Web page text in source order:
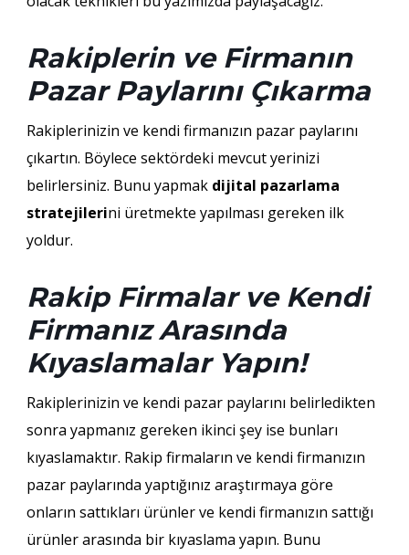
Rakiplerin ve Firmanın
Pazar Paylarını Çıkarma
Rakiplerinizin ve kendi firmanızın pazar paylarını
çıkartın. Böylece sektördeki mevcut yerinizi
belirlersiniz. Bunu yapmakdijital pazarlama
stratejilerini üretmekte yapılması gereken ilk
yoldur.
Rakip Firmalar ve Kendi
Firmanız Arasında
Kıyaslamalar Yapın!
Rakiplerinizin ve kendi pazar paylarını belirledikten
sonra yapmanız gereken ikinci şey ise bunları
kıyaslamaktır. Rakip firmaların ve kendi firmanızın
pazar paylarında yaptığınız araştırmaya göre
onların sattıkları ürünler ve kendi firmanızın sattığı
ürünler arasında bir kıyaslama yapın. Bunu